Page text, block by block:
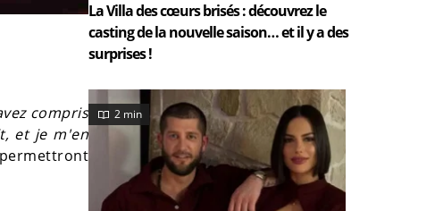
compris
et je m'en
permettront
La Villa des cœurs brisés : découvrez le
casting de la nouvelle saison… et il y a des
surprises !
2 min